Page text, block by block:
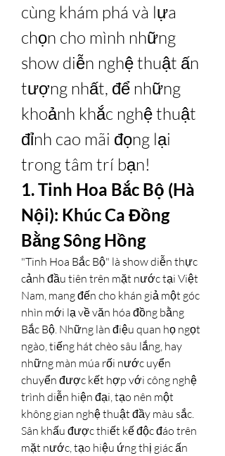
cùng khám phá và lựa
chọn cho mình những
show diễn nghệ thuật ấn
tượng nhất, để những
khoảnh khắc nghệ thuật
đỉnh cao mãi đọng lại
trong tâm trí bạn!
1. Tinh Hoa Bắc Bộ (Hà
Nội): Khúc Ca Đồng
Bằng Sông Hồng
"Tinh Hoa Bắc Bộ" là show diễn thực
cảnh đầu tiên trên mặt nước tại Việt
Nam, mang đến cho khán giả một góc
nhìn mới lạ về văn hóa đồng bằng
Bắc Bộ. Những làn điệu quan họ ngọt
ngào, tiếng hát chèo sâu lắng, hay
những màn múa rối nước uyển
chuyển được kết hợp với công nghệ
trình diễn hiện đại, tạo nên một
không gian nghệ thuật đầy màu sắc.
Sân khấu được thiết kế độc đáo trên
mặt nước, tạo hiệu ứng thị giác ấn